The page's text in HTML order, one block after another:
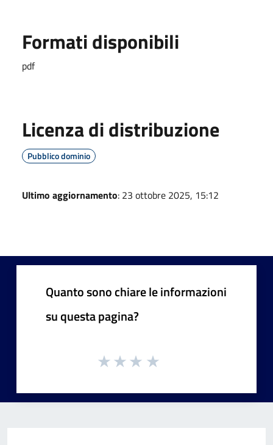
Formati disponibili
pdf
Licenza di distribuzione
Pubblico dominio
Ultimo aggiornamento: 23 ottobre 2025, 15:12
Quanto sono chiare le informazioni
su questa pagina?